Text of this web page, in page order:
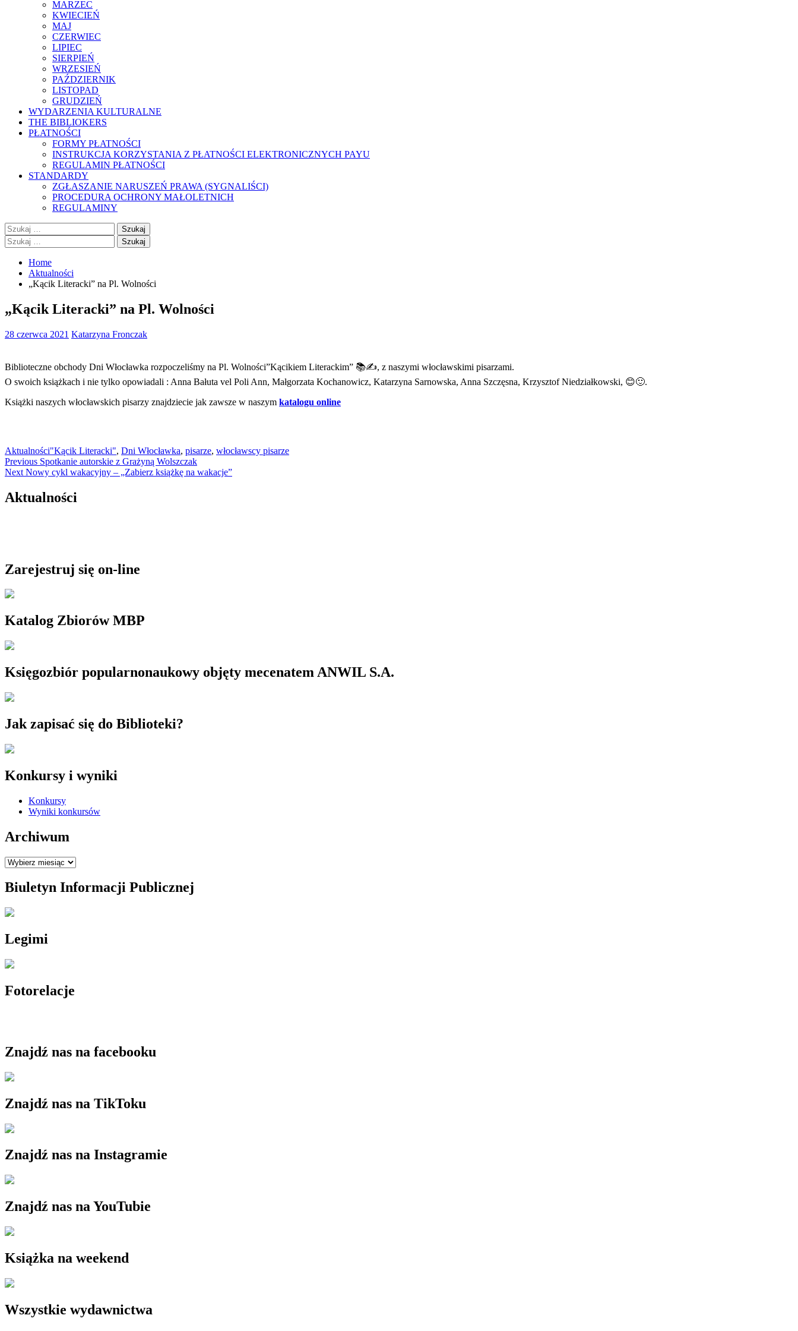
MARZEC
KWIECIEŃ
MAJ
CZERWIEC
LIPIEC
SIERPIEŃ
WRZESIEŃ
PAŹDZIERNIK
LISTOPAD
GRUDZIEŃ
WYDARZENIA KULTURALNE
THE BIBLIOKERS
PŁATNOŚCI
FORMY PŁATNOŚCI
INSTRUKCJA KORZYSTANIA Z PŁATNOŚCI ELEKTRONICZNYCH PAYU
REGULAMIN PŁATNOŚCI
STANDARDY
ZGŁASZANIE NARUSZEŃ PRAWA (SYGNALIŚCI)
PROCEDURA OCHRONY MAŁOLETNICH
REGULAMINY
Szukaj:
Szukaj:
Home
Aktualności
„Kącik Literacki” na Pl. Wolności
„Kącik Literacki” na Pl. Wolności
28 czerwca 2021 Katarzyna Fronczak
Biblioteczne obchody Dni Włocławka rozpoczeliśmy na Pl. Wolności”Kącikiem Literackim” 📚✍️, z naszymi włocławskimi pisarzami.
O swoich książkach i nie tylko opowiadali : Anna Bałuta vel Poli Ann, Małgorzata Kochanowicz, Katarzyna Sarnowska, Anna Szczęsna, Krzysztof Niedziałkowski, 😊🙂.
Książki naszych włocławskich pisarzy znajdziecie jak zawsze w naszym katalogu online
Aktualności"Kącik Literacki", Dni Włocławka, pisarze, włocławscy pisarze
Nawigacja
wpisu
Previous Previous
post:
Spotkanie autorskie z Grażyną Wolszczak
Next Next
Nowy cykl wakacyjny – „Zabierz książkę na wakacje”
Aktualności
Zarejestruj się on-line
Katalog Zbiorów MBP
Księgozbiór popularnonaukowy objęty mecenatem ANWIL S.A.
Jak zapisać się do Biblioteki?
Konkursy i wyniki
Konkursy
Wyniki konkursów
Archiwum
Archiwum
Biuletyn Informacji Publicznej
Legimi
Fotorelacje
Znajdź nas na facebooku
Znajdź nas na TikToku
Znajdź nas na Instagramie
Znajdź nas na YouTubie
Książka na weekend
Wszystkie wydawnictwa